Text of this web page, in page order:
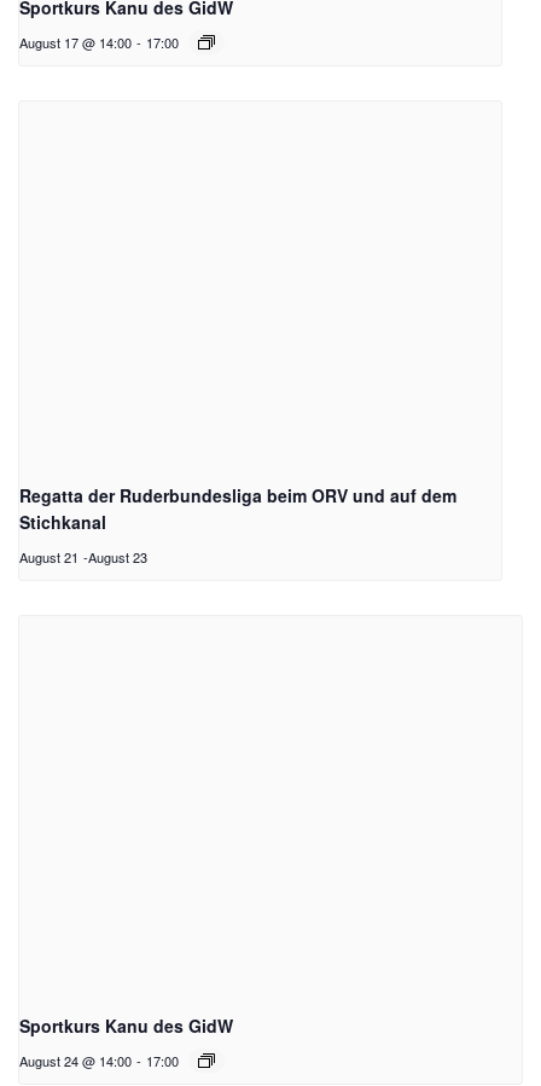
Sportkurs Kanu des GidW
August 17 @ 14:00 - 17:00
Regatta der Ruderbundesliga beim ORV und auf dem
Stichkanal
August 21 -August 23
Sportkurs Kanu des GidW
August 24 @ 14:00 - 17:00